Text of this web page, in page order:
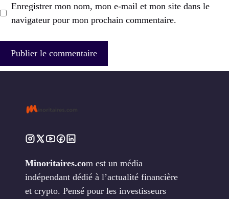
Enregistrer mon nom, mon e-mail et mon site dans le
navigateur pour mon prochain commentaire.
Minoritaires.com est un média
indépendant dédié à l’actualité financière
et crypto. Pensé pour les investisseurs